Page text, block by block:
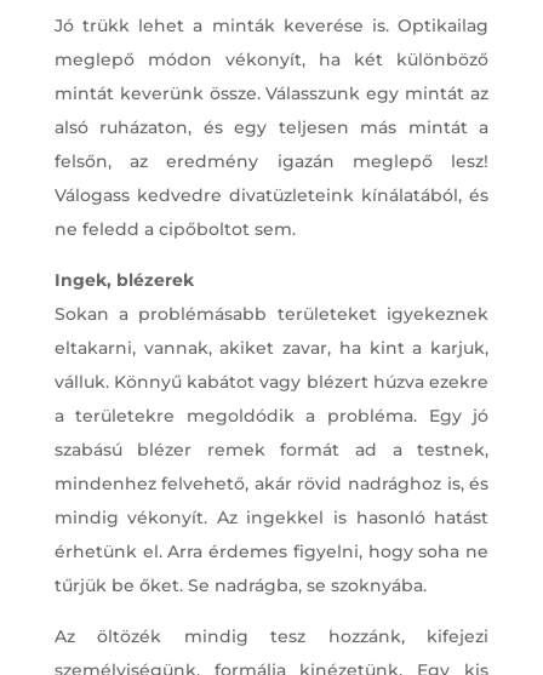
Jó trükk lehet a minták keverése is. Optikailag
meglepő módon vékonyít, ha két különböző
mintát keverünk össze. Válasszunk egy mintát az
alsó ruházaton, és egy teljesen más mintát a
felsőn, az eredmény igazán meglepő lesz!
Válogass kedvedre divatüzleteink kínálatából, és
ne feledd a cipőboltot sem.
Ingek, blézerek
Sokan a problémásabb területeket igyekeznek
eltakarni, vannak, akiket zavar, ha kint a karjuk,
válluk. Könnyű kabátot vagy blézert húzva ezekre
a területekre megoldódik a probléma. Egy jó
szabású blézer remek formát ad a testnek,
mindenhez felvehető, akár rövid nadrághoz is, és
mindig vékonyít. Az ingekkel is hasonló hatást
érhetünk el. Arra érdemes figyelni, hogy soha ne
tűrjük be őket. Se nadrágba, se szoknyába.
Az öltözék mindig tesz hozzánk, kifejezi
személyiségünk, formálja kinézetünk. Egy kis